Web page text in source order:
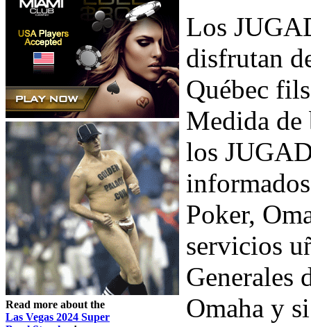
Read more about the
Las Vegas 2024 Super
Los
disfrutan
Québec
Medida de
los
Poker,
servicios
Generales
Omaha y